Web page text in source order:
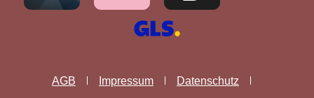
AGB Impressum
Datenschutz